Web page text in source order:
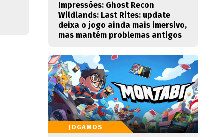
Impressões: Ghost Recon
Wildlands: Last Rites: update
deixa o jogo ainda mais imersivo,
mas mantém problemas antigos
JOGAMOS